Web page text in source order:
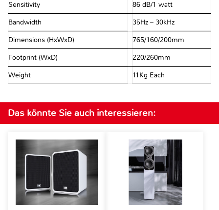
Sensitivity 86 dB/1 watt
Bandwidth 35Hz – 30kHz
Dimensions (HxWxD) 765/160/200mm
Footprint (WxD) 220/260mm
Weight 11Kg Each
Das könnte Sie auch interessieren: